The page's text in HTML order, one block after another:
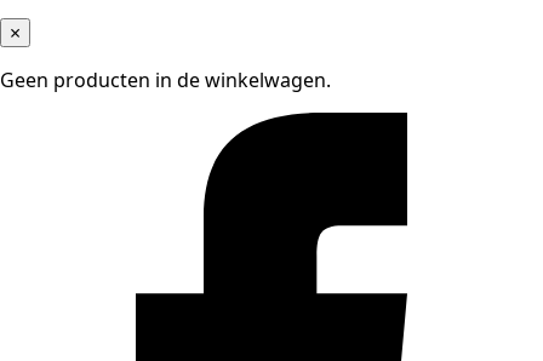
×
Geen producten in de winkelwagen.